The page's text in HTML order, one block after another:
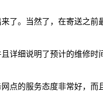
了。当然了，在寄送之
详细说明了预计的维修
点的服务态度非常好，